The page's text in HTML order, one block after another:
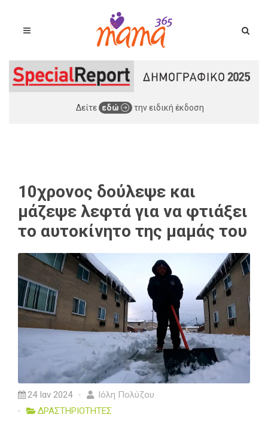
Δείτε εδώ την ειδική έκδοση
10χρονος δούλεψε και
μάζεψε λεφτά για να φτιάξει
το αυτοκίνητο της μαμάς του
24 Ιαν 2024
Ιόλη Πολύζου
ΔΡΑΣΤΗΡΙΟΤΗΤΕΣ